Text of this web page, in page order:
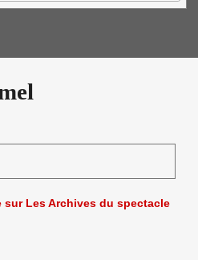
sur Les Archives du spectacle